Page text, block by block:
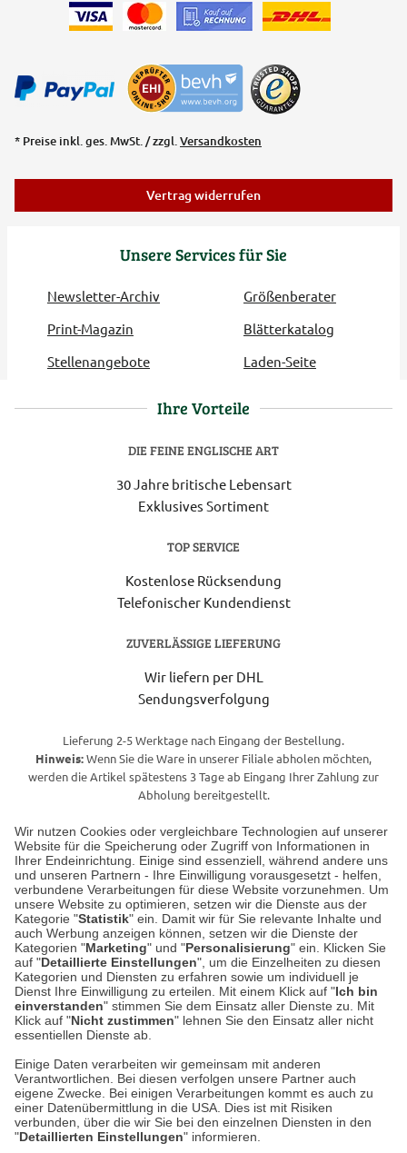
Wir nutzen Cookies oder vergleichbare Technologien auf unserer
Website für die Speicherung oder Zugriff von Informationen in
Ihrer Endeinrichtung. Einige sind essenziell, während andere uns
und unseren Partnern - Ihre Einwilligung vorausgesetzt - helfen,
verbundene Verarbeitungen für diese Website vorzunehmen. Um
unsere Website zu optimieren, setzen wir die Dienste aus der
Kategorie "Statistik" ein. Damit wir für Sie relevante Inhalte und
auch Werbung anzeigen können, setzen wir die Dienste der
Kategorien "Marketing" und "Personalisierung" ein. Klicken Sie
auf "Detaillierte Einstellungen", um die Einzelheiten zu diesen
Kategorien und Diensten zu erfahren sowie um individuell je
Dienst Ihre Einwilligung zu erteilen. Mit einem Klick auf "Ich bin
einverstanden" stimmen Sie dem Einsatz aller Dienste zu. Mit
Klick auf "Nicht zustimmen" lehnen Sie den Einsatz aller nicht
essentiellen Dienste ab.
Einige Daten verarbeiten wir gemeinsam mit anderen
Verantwortlichen. Bei diesen verfolgen unsere Partner auch
eigene Zwecke. Bei einigen Verarbeitungen kommt es auch zu
einer Datenübermittlung in die USA. Dies ist mit Risiken
verbunden, über die wir Sie bei den einzelnen Diensten in den
"Detaillierten Einstellungen" informieren.
Unsere Services für Sie
Newsletter-Archiv
Größenberater
Print-Magazin
Blätterkatalog
Stellenangebote
Laden-Seite
* Preise inkl. ges. MwSt. / zzgl.Versandkosten
Vertrag widerrufen
Ihre Vorteile
DIE FEINE ENGLISCHE ART
30 Jahre britische Lebensart
Exklusives Sortiment
TOP SERVICE
Kostenlose Rücksendung
Telefonischer Kundendienst
ZUVERLÄSSIGE LIEFERUNG
Wir liefern per DHL
Sendungsverfolgung
Lieferung 2-5 Werktage nach Eingang der Bestellung.
Hinweis:Wenn Sie die Ware in unserer Filiale abholen möchten,
werden die Artikel spätestens 3 Tage ab Eingang Ihrer Zahlung zur
Abholung bereitgestellt.
Unser Geschäft in Meckenheim
Auf dem Steinbüchel 6
53340 Meckenheim
Montag bis Samstag 9:00 Uhr bis 18:00 Uhr
weitere Information
Hier finden Sie uns im Netz
Cookie-Einstellungen in Ihrem Browser